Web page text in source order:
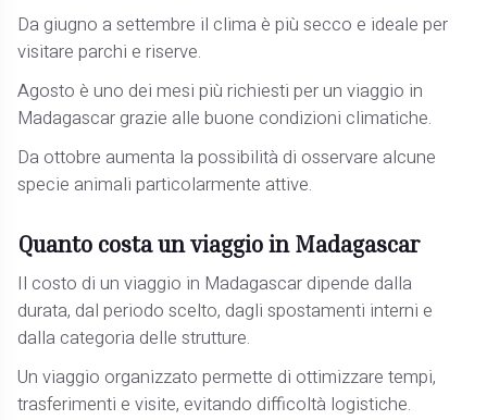
Da giugno a settembre il clima è più secco e ideale per
visitare parchi e riserve.
Agosto è uno dei mesi più richiesti per un viaggio in
Madagascar grazie alle buone condizioni climatiche.
Da ottobre aumenta la possibilità di osservare alcune
specie animali particolarmente attive.
Quanto costa un viaggio in Madagascar
Il costo di un viaggio in Madagascar dipende dalla
durata, dal periodo scelto, dagli spostamenti interni e
dalla categoria delle strutture.
Un viaggio organizzato permette di ottimizzare tempi,
trasferimenti e visite, evitando difficoltà logistiche.